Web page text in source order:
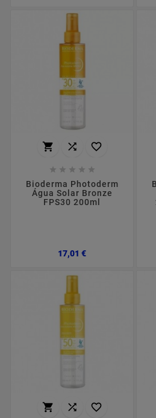
  
    
Bioderma Photoderm
Água Solar Bronze
FPS30 200ml
17,01 €Preço
  